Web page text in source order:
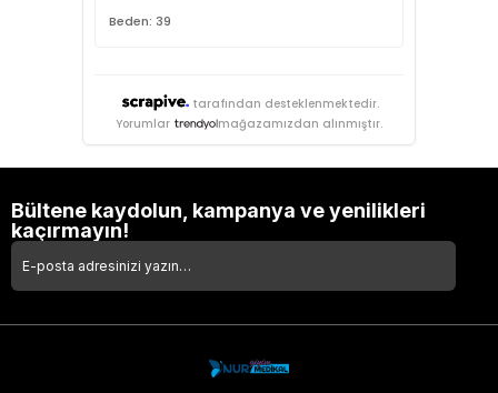
Beden: 39
tarafından desteklenmektedir.
Yorumlar
mağazamızdan alınmıştır.
Bültene kaydolun, kampanya ve yenilikleri
kaçırmayın!